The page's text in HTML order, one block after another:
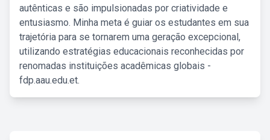
autênticas e são impulsionadas por criatividade e
entusiasmo. Minha meta é guiar os estudantes em sua
trajetória para se tornarem uma geração excepcional,
utilizando estratégias educacionais reconhecidas por
renomadas instituições acadêmicas globais -
fdp.aau.edu.et.